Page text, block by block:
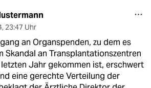
, 23:47 Uhr
an Organspenden, zu dem es
Skandal an Transplantationszentren
Jahr gekommen ist, erschwert
eine gerechte Verteilung der